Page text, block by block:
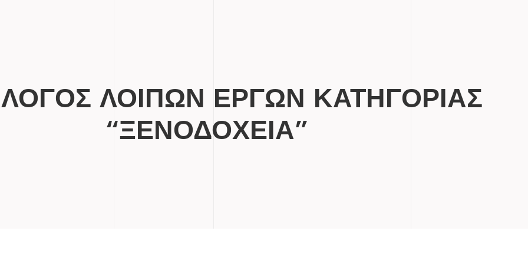
ΛΟΙΠΩΝ ΕΡΓΩΝ ΚΑΤΗΓΟΡΙΑΣ
“ΞΕΝΟΔΟΧΕΙΑ”